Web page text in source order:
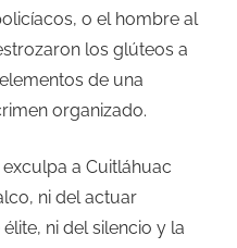
o el hombre al
los glúteos a
de una
organizado.
exculpa a Cuitláhuac
ni del actuar
ni del silencio y la